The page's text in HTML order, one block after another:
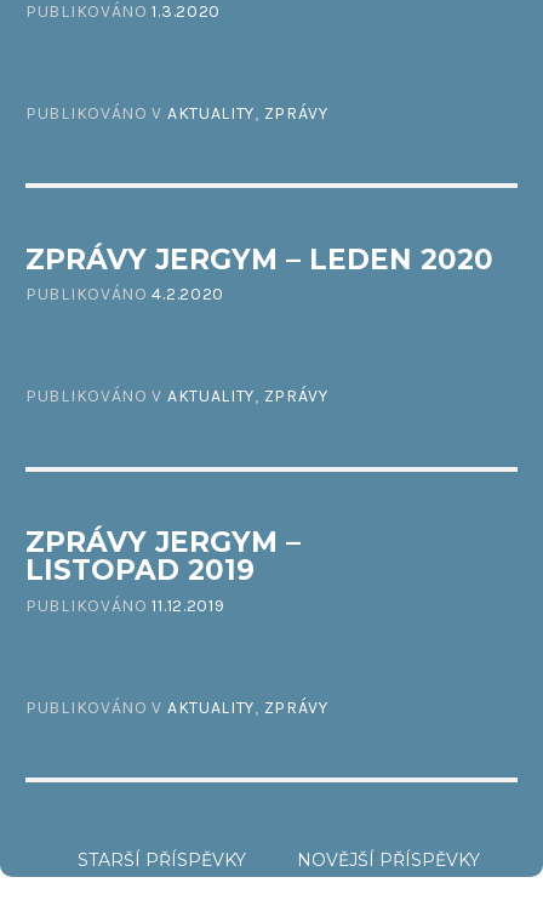
PUBLIKOVÁNO1.3.2020
PUBLIKOVÁNO V AKTUALITY, ZPRÁVY
ZPRÁVY JERGYM – LEDEN 2020
PUBLIKOVÁNO4.2.2020
PUBLIKOVÁNO V AKTUALITY, ZPRÁVY
ZPRÁVY JERGYM –
LISTOPAD 2019
PUBLIKOVÁNO11.12.2019
PUBLIKOVÁNO V AKTUALITY, ZPRÁVY
NAVIGACE
STARŠÍ PŘÍSPĚVKY NOVĚJŠÍ PŘÍSPĚVKY